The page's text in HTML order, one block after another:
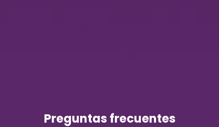
Preguntas frecuentes